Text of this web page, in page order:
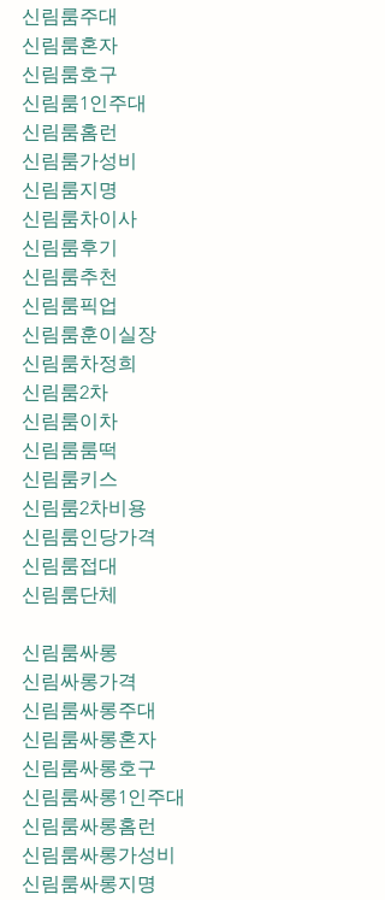
신림룸주대
신림룸혼자
신림룸호구
신림룸1인주대
신림룸홈런
신림룸가성비
신림룸지명
신림룸차이사
신림룸후기
신림룸추천
신림룸훈이실장
신림룸차정희
신림룸2차
신림룸이차
신림룸룸떡
신림룸키스
신림룸2차비용
신림룸인당가격
신림룸접대
신림룸단체
신림룸싸롱
신림싸롱가격
신림룸싸롱주대
신림룸싸롱혼자
신림룸싸롱호구
신림룸싸롱1인주대
신림룸싸롱홈런
신림룸싸롱가성비
신림룸싸롱지명